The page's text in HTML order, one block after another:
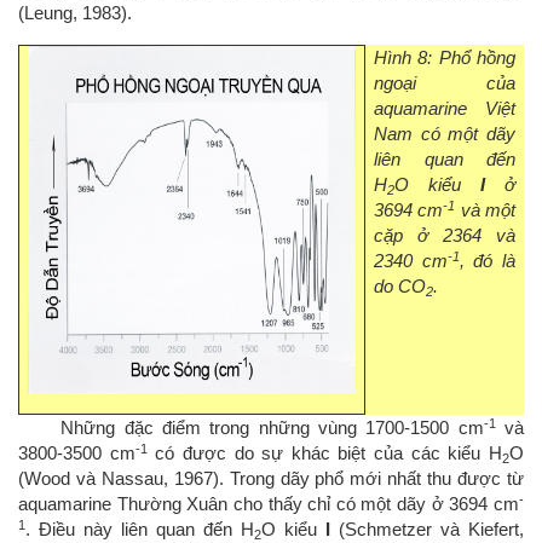
(Leung, 1983).
Hình 8: Phổ hồng
ngoại của
aquamarine Việt
Nam có một dãy
liên quan đến
H2O kiểu Iở
3694 cm-1 và một
cặp ở 2364 và
2340 cm-1, đó là
do CO2.
Những đặc điểm trong những vùng 1700-1500 cm-1và
3800-3500 cm-1có được do sự khác biệt của các kiểu H2O
(Wood và Nassau, 1967). Trong dãy phổ mới nhất thu được từ
aquamarine Thường Xuân cho thấy chỉ có một dãy ở 3694 cm-
1 . Điều này liên quan đến H2O kiểu
(Schmetzer và Kiefert,